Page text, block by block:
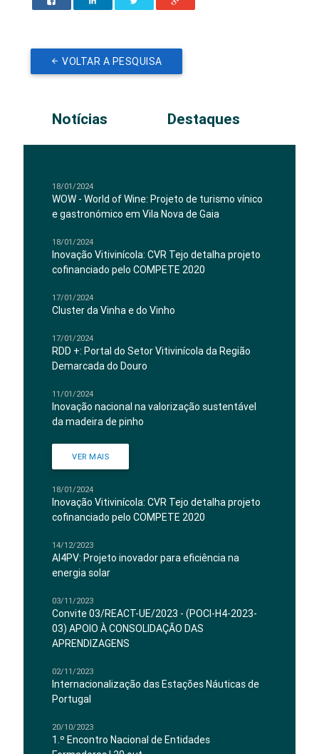
VOLTAR A PESQUISA
Notícias Destaques
18/01/2024
WOW - World of Wine: Projeto de turismo vínico
e gastronómico em Vila Nova de Gaia
18/01/2024
Inovação Vitivinícola: CVR Tejo detalha projeto
cofinanciado pelo COMPETE 2020
17/01/2024
Cluster da Vinha e do Vinho
17/01/2024
RDD +: Portal do Setor Vitivinícola da Região
Demarcada do Douro
11/01/2024
Inovação nacional na valorização sustentável
da madeira de pinho
VER MAIS
18/01/2024
Inovação Vitivinícola: CVR Tejo detalha projeto
cofinanciado pelo COMPETE 2020
14/12/2023
AI4PV: Projeto inovador para eficiência na
energia solar
03/11/2023
Convite 03/REACT-UE/2023 - (POCI-H4-2023-
03) APOIO À CONSOLIDAÇÃO DAS
APRENDIZAGENS
02/11/2023
Internacionalização das Estações Náuticas de
Portugal
20/10/2023
1.º Encontro Nacional de Entidades